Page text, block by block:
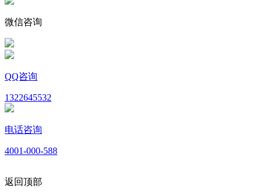
微信咨询
QQ咨询
1322645532
电话咨询
4001-000-588
返回顶部